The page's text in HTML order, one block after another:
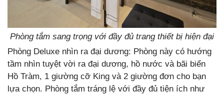
Phòng tắm sang trọng với đầy đủ trang thiết bị hiện đại
Phòng Deluxe nhìn ra đại dương: Phòng này có hướng
tầm nhìn tuyệt vời ra đại dương, hồ nước và bãi biển
Hồ Tràm, 1 giường cỡ King và 2 giường đơn cho bạn
lựa chọn. Phòng tắm tráng lệ với đầy đủ tiện ích như